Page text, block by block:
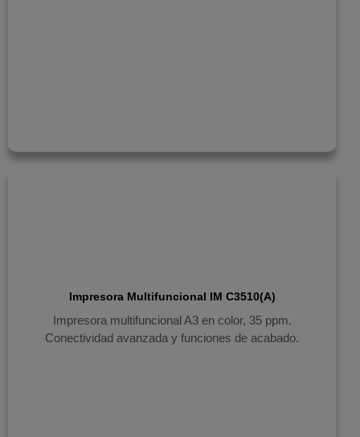
Impresora Multifuncional IM C3510(A)
Impresora multifuncional A3 en color, 35 ppm.
Conectividad avanzada y funciones de acabado.